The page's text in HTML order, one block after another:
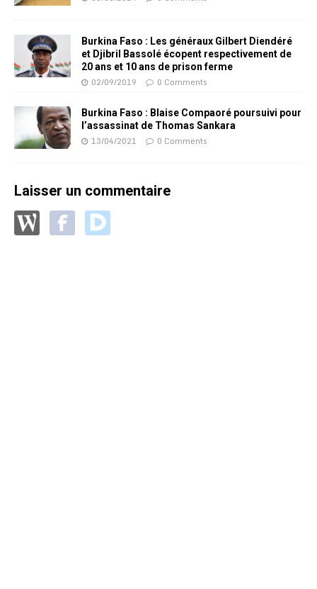
Burkina Faso : Les généraux Gilbert Diendéré
et Djibril Bassolé écopent respectivement de
20 ans et 10 ans de prison ferme
02/09/2019 0 Comments
Burkina Faso : Blaise Compaoré poursuivi pour
l’assassinat de Thomas Sankara
13/04/2021 0 Comments
Laisser un commentaire